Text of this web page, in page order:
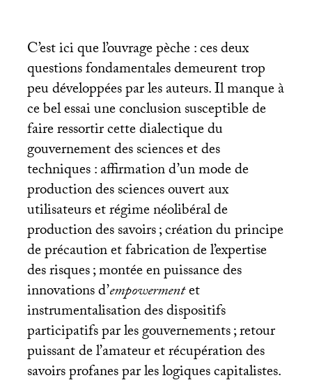
C’est ici que l’ouvrage pèche : ces deux
questions fondamentales demeurent trop
peu développées par les auteurs. Il manque à
ce bel essai une conclusion susceptible de
faire ressortir cette dialectique du
gouvernement des sciences et des
techniques : affirmation d’un mode de
production des sciences ouvert aux
utilisateurs et régime néolibéral de
production des savoirs; création du principe
de précaution et fabrication de l’expertise
des risques; montée en puissance des
innovations d’empowermentet
instrumentalisation des dispositifs
participatifs par les gouvernements; retour
puissant de l’amateur et récupération des
savoirs profanes par les logiques capitalistes.